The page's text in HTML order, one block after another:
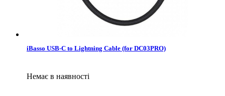
iBasso USB-C to Lightning Cable (for DC03PRO)
Немає в наявності